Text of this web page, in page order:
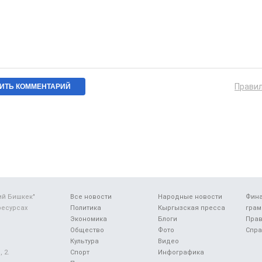
Все новости
Политика
Экономика
Общество
Культура
Спорт
Народные новости
Кыргызская пресса
Блоги
Фото
Видео
Инфографика
Бишкек"
2.